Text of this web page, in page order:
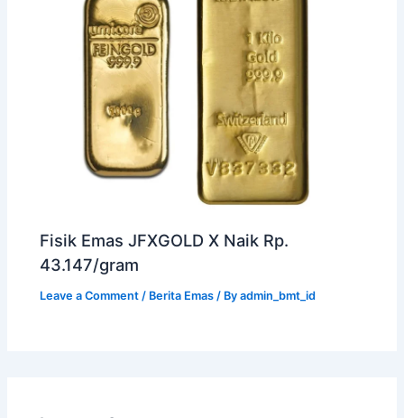
Fisik Emas JFXGOLD X Naik Rp.
43.147/gram
Leave a Comment / Berita Emas / Byadmin_bmt_id